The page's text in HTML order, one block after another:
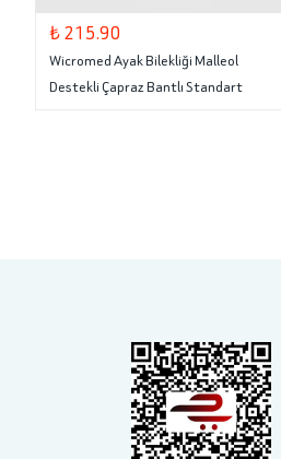
₺ 215.90
Wicromed Ayak Bilekliği Malleol
Destekli Çapraz Bantlı Standart